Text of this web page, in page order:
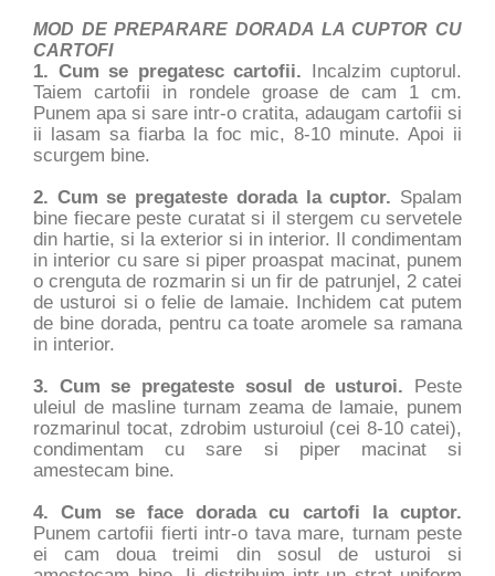
MOD DE PREPARARE DORADA LA CUPTOR CU
CARTOFI
1. Cum se pregatesc cartofii.
Incalzim cuptorul.
Taiem cartofii in rondele groase de cam 1 cm.
Punem apa si sare intr-o cratita, adaugam cartofii si
ii lasam sa fiarba la foc mic, 8-10 minute. Apoi ii
scurgem bine.
2. Cum se pregateste dorada la cuptor. Spalam
bine fiecare peste curatat si il stergem cu servetele
din hartie, si la exterior si in interior. Il condimentam
in interior cu sare si piper proaspat macinat, punem
o crenguta de rozmarin si un fir de patrunjel, 2 catei
de usturoi si o felie de lamaie. Inchidem cat putem
de bine dorada, pentru ca toate aromele sa ramana
in interior.
3. Cum se pregateste sosul de usturoi. Peste
uleiul de masline turnam zeama de lamaie, punem
rozmarinul tocat, zdrobim usturoiul (cei 8-10 catei),
condimentam cu sare si piper macinat si
amestecam bine.
4. Cum se face dorada cu cartofi la cuptor.
Punem cartofii fierti intr-o tava mare, turnam peste
ei cam doua treimi din sosul de usturoi si